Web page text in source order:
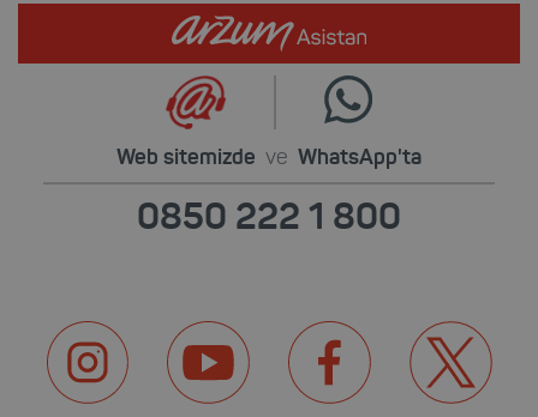
Web sitemizde ve WhatsApp'ta
0850 222 1 800